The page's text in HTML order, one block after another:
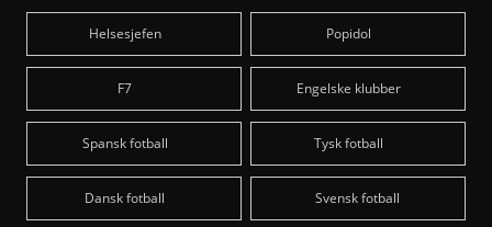
Helsesjefen Popidol
F7 Engelske klubber
Spansk fotball Tysk fotball
Dansk fotball Svensk fotball